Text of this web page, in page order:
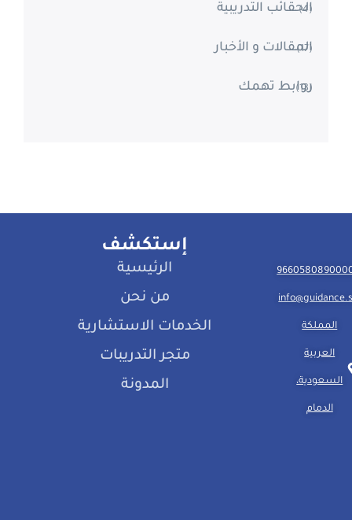
الحقائب التدريبية(4)
المقالات و الأخبار(17)
روابط تهمك(13)
المملكة
العربية
السعودية،
الدمام
إستكشف
الرئيسية
من نحن
الخدمات الاستشارية
متجر التدريبات
المدونة